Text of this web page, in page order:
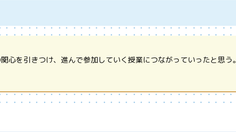
心を引きつけ、進んで参加していく授業につながっていったと思う。